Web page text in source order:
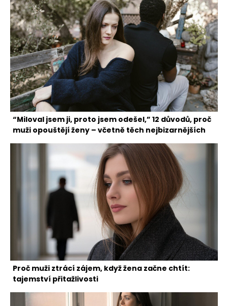
“Miloval jsem ji, proto jsem odešel,” 12 důvodů, proč
muži opouštějí ženy – včetně těch nejbizarnějších
Proč muži ztrácí zájem, když žena začne chtít:
tajemství přitažlivosti